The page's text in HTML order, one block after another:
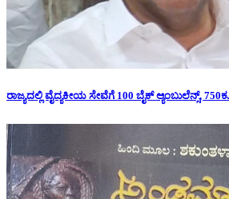
ರಾಜ್ಯದಲ್ಲಿ ವೈದ್ಯಕೀಯ ಸೇವೆಗೆ 100 ಬೈಕ್ ಆ್ಯಂಬುಲೆನ್ಸ್,